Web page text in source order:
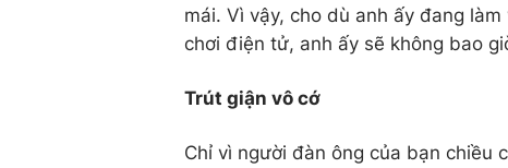
mái. Vì vậy, cho dù anh ấy đang
chơi điện tử, anh ấy sẽ không bao
Trút giận vô cớ
Chỉ vì người đàn ông của bạn chiều